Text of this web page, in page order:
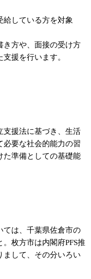
給している方を対象
き方や、面接の受け方
援を行います。
支援法に基づき、生活
必要な社会的能力の習
た準備としての基礎能
ては、千葉県佐倉市の
枚方市は内閣府PFS推
まして、その分いろい